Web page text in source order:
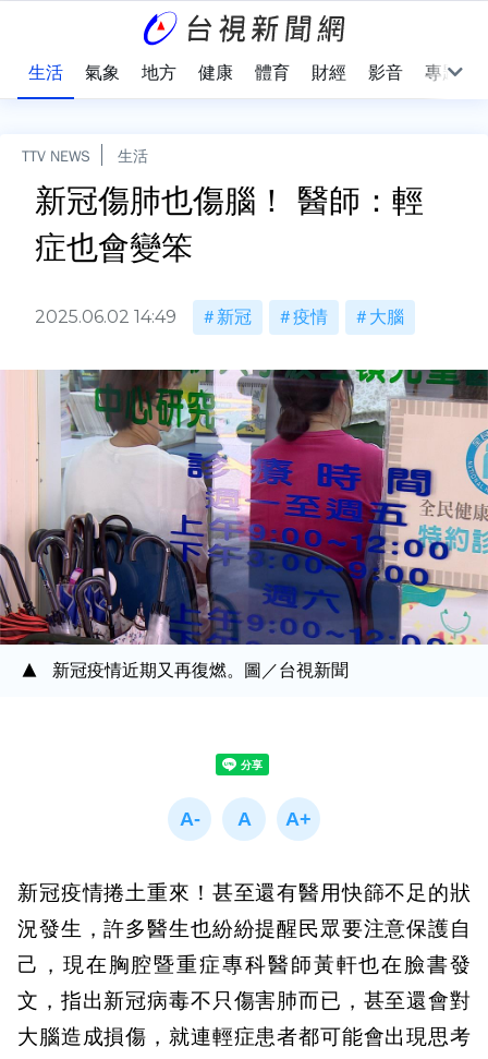
生活 氣象 地方 健康 體育 財經 影音 專題
TTV NEWS 生活
新冠傷肺也傷腦！ 醫師：輕
症也會變笨
2025.06.02 14:49 新冠 疫情 大腦
新冠疫情近期又再復燃。圖／台視新聞
新冠疫情捲土重來！甚至還有醫用快篩不足的狀
況發生，許多醫生也紛紛提醒民眾要注意保護自
己，現在胸腔暨重症專科醫師黃軒也在臉書發
文，指出新冠病毒不只傷害肺而已，甚至還會對
大腦造成損傷，就連輕症患者都可能會出現思考